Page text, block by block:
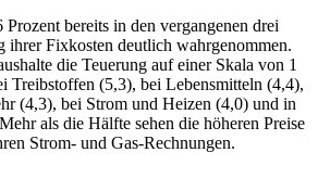
bereits in den vergangenen drei
ihrer Fixkosten deutlich wahrgenommen.
die Teuerung auf einer Skala von 1
Treibstoffen (5,3), bei Lebensmitteln (4,4),
(4,3), bei Strom und Heizen (4,0) und in
als die Hälfte sehen die höheren Preise
Strom- und Gas-Rechnungen.